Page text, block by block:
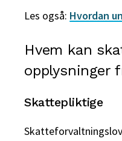
Les også: Hvordan
Hvem kan
opplysninger
Skattepliktige